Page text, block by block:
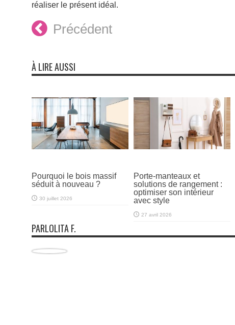
réaliser le présent idéal.
Précédent
À LIRE AUSSI
Pourquoi le bois massif
séduit à nouveau ?
30 juillet 2026
Porte-manteaux et
solutions de rangement :
optimiser son intérieur
avec style
27 avril 2026
PARLOLITA F.